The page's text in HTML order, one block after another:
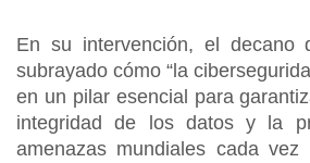
En su intervención, el decano
subrayado cómo “la
en un pilar esencial para
integridad de los datos y la
amenazas mundiales cada vez